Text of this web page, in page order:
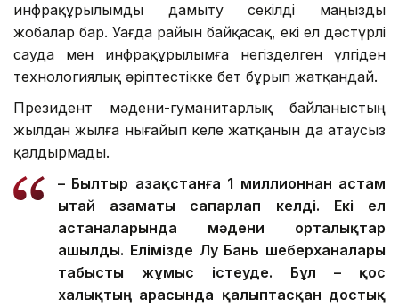
инфрақұрылымды дамыту секілді маңызды
жобалар бар. Уағда райын байқасақ, екі ел дәстүрлі
сауда мен инфрақұрылымға негізделген үлгіден
технологиялық әріптестікке бет бұрып жатқандай.
Президент мәдени-гуманитарлық байланыстың
жылдан жылға нығайып келе жатқанын да атаусыз
қалдырмады.
– Былтыр Қазақстанға 1 миллионнан астам
Қытай азаматы сапарлап келді. Екі ел
астаналарында мәдени орталықтар
ашылды. Елімізде Лу Бань шеберханалары
табысты жұмыс істеуде. Бұл – қос
халықтың арасында қалыптасқан достық